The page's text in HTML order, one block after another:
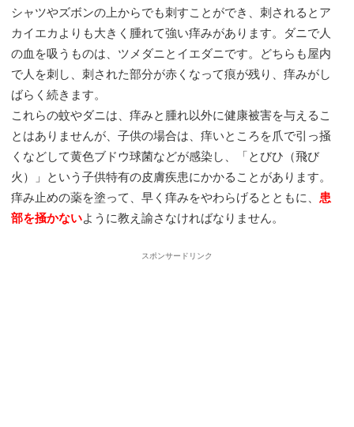
シャツやズボンの上からでも刺すことができ、刺されるとア
カイエカよりも大きく腫れて強い痒みがあります。ダニで人
の血を吸うものは、ツメダニとイエダニです。どちらも屋内
で人を刺し、刺された部分が赤くなって痕が残り、痒みがし
ばらく続きます。
これらの蚊やダニは、痒みと腫れ以外に健康被害を与えるこ
とはありませんが、子供の場合は、痒いところを爪で引っ掻
くなどして黄色ブドウ球菌などが感染し、「とびひ（飛び
火）」という子供特有の皮膚疾患にかかることがあります。
痒み止めの薬を塗って、早く痒みをやわらげるとともに、 患
部を掻かないように教え諭さなければなりません。
スポンサードリンク